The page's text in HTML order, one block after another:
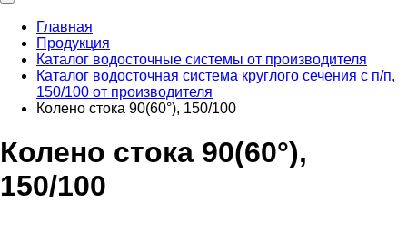
Главная
Продукция
Каталог водосточные системы от производителя
Каталог водосточная система круглого сечения с п/п,
150/100 от производителя
Колено стока 90(60°), 150/100
Колено стока 90(60°),
150/100